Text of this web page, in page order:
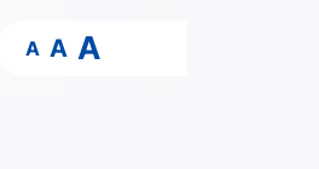
A A A